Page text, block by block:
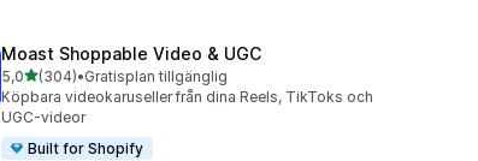
Moast Shoppable Video & UGC
5,0av 5 stjärnor
(304)
304 recensioner totalt
•Gratisplan tillgänglig
Köpbara videokaruseller från dina Reels, TikToks och
UGC-videor
Built for Shopify